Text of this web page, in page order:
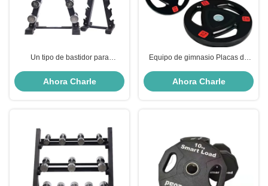
Un tipo de bastidor para
para el hogar Bastidores de peso
libre
Ahora Charle
Equipo de gimnasio Placas de
comerciales
Ahora Charle